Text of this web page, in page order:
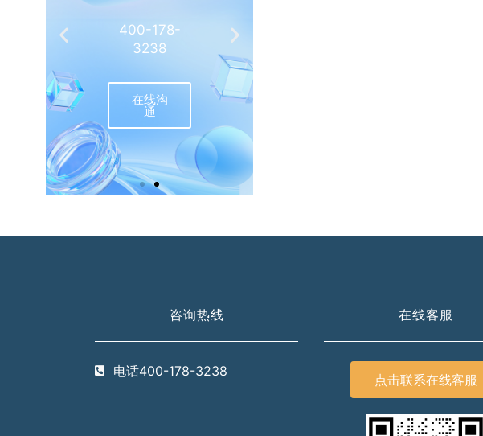
400-178-
3238
在线沟
通
咨询热线
电话400-178-3238
在线客服
点击联系在线客服